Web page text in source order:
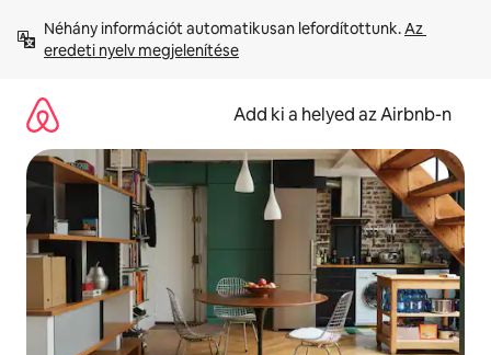
tartalomra
Néhány információt automatikusan lefordítottunk. Az
eredeti nyelv megjelenítése
Add ki a helyed az Airbnb-n